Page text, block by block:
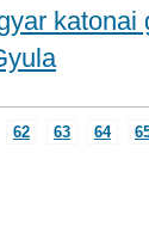
katonai
62 63 64